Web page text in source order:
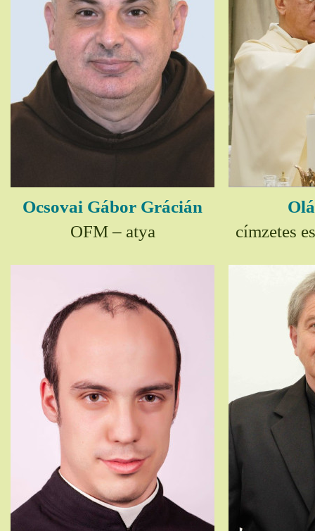
Ocsovai Gábor Grácián
OFM – atya
címzetes